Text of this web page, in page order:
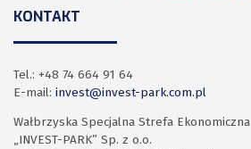
KONTAKT
Tel.: +48 74 664 91 64
E-mail: invest@invest-park.com.pl
Wałbrzyska Specjalna Strefa Ekonomiczna
„INVEST-PARK” Sp. z o.o.